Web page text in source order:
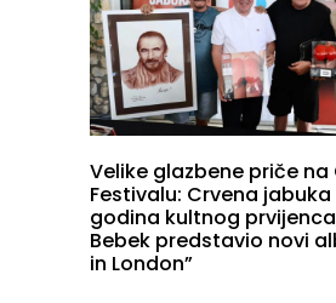
Velike glazbene priče na
Festivalu: Crvena
godina kultnog
Bebek predstavio novi
in London”